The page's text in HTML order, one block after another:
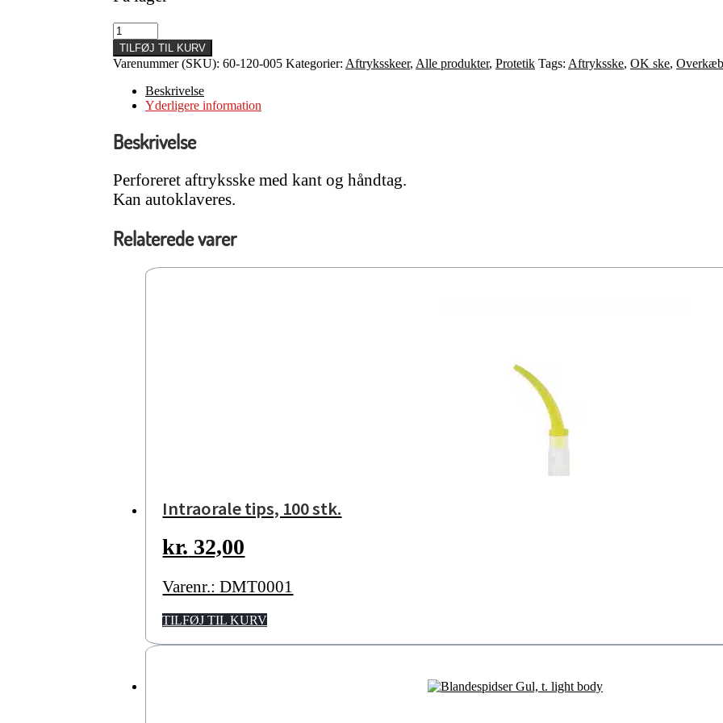
Aftryksske
til
OK,
str.
antal
TILFØJ TIL KURV
Varenummer (SKU):60-120-005 Kategorier: Aftryksskeer, Alle produkter,Protetik Tags: Aftryksske,OK ske,
Beskrivelse
Yderligere information
Beskrivelse
Perforeret aftryksske med kant og håndtag.
Kan autoklaveres.
Relaterede varer
Intraorale tips, 100 stk.
kr. 32,00
Varenr.: DMT0001
TILFØJ TIL KURV